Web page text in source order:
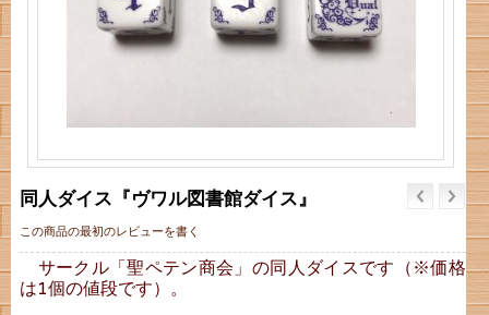
同人ダイス『ヴワル図書館ダイス』
この商品の最初のレビューを書く
サークル「聖ペテン商会」の同人ダイスです（※価格
は1個の値段です）。